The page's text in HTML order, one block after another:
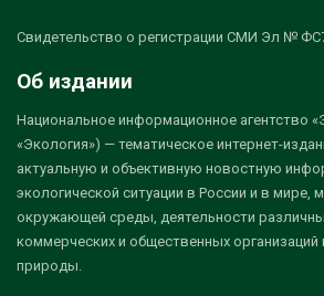
Свидетельство о регистрации СМИ Эл №
Об издании
Национальное информационное агентство
«Экология») — тематическое интернет-
актуальную и объективную новостную
экологической ситуации в России и в мире,
окружающей среды, деятельности
коммерческих и общественных
природы.